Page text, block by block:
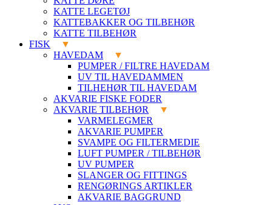
KATTE LEGETØJ
KATTEBAKKER OG TILBEHØR
KATTE TILBEHØR
FISK
HAVEDAM
PUMPER / FILTRE HAVEDAM
UV TIL HAVEDAMMEN
TILHEHØR TIL HAVEDAM
AKVARIE FISKE FODER
AKVARIE TILBEHØR
VARMELEGMER
AKVARIE PUMPER
SVAMPE OG FILTERMEDIE
LUFT PUMPER / TILBEHØR
UV PUMPER
SLANGER OG FITTINGS
RENGØRINGS ARTIKLER
AKVARIE BAGGRUND